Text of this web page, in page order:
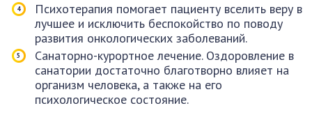
Психотерапия помогает пациенту вселить веру в
лучшее и исключить беспокойство по поводу
развития онкологических заболеваний.
Санаторно-курортное лечение. Оздоровление в
санатории достаточно благотворно влияет на
организм человека, а также на его
психологическое состояние.